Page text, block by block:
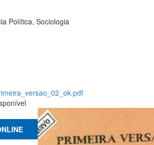
Política, Sociologia